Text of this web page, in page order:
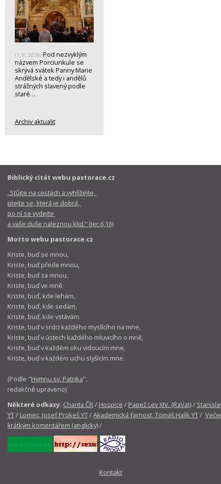
(1. 8. 2026) Pod nezvyklým
názvem Porciunkule se
skrývá svátek Panny Marie
Andělské a tedy i andělů
strážných slavený podle
staré…
Archiv aktualit
Biblický citát webu pastorace.cz
„Stůjte na cestách a vyhlížejte,
ptejte se, která je dobrá,
po ní se vydejte
a vaše duše naleznou klid.“ (Jer 6,16)
Motto webu pastorace.cz
Kriste, buď se mnou,
Kriste, buď přede mnou,
Kriste, buď za mnou,
Kriste, buď ve mně.
Kriste, buď, kde lehám,
Kriste, buď, kde sedám,
Kriste, buď, kde vstávám.
Kriste, buď v srdci každého myslícího na mne,
Kriste, buď v ústech každého mluvicího o mně,
Kriste, buď v každém oku vidoucím mne,
Kriste, buď v každém uchu slyšícím mne.
(Podle "Hymnu sv. Patrika",
redakčně upraveno)
Některé odkazy: Charita ČR/ Hospice / Papež Lev XIV. (RaVat)/
YT/ Lomec, Josef Prokeš YT/Akademická farnost, Tomáš Halík YT/
krátkým komentářem (anglicky)/
Kontakt